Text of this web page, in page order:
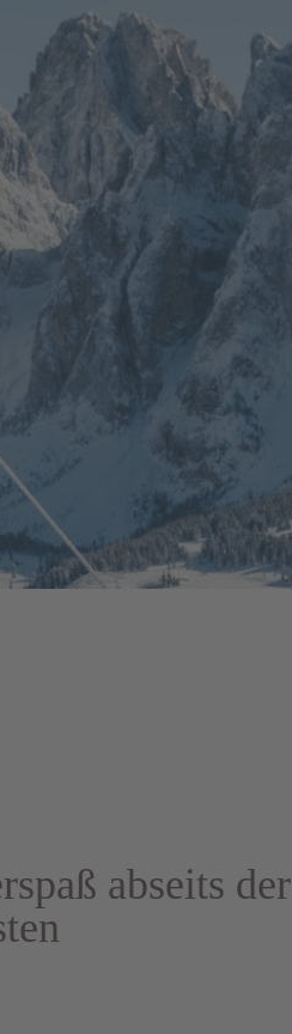
den
kann
lesen
der
abseits der